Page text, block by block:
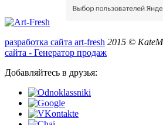
разработка сайта art-fresh 2015 ©
сайта - Генератор продаж
Добавляйтесь в друзья: